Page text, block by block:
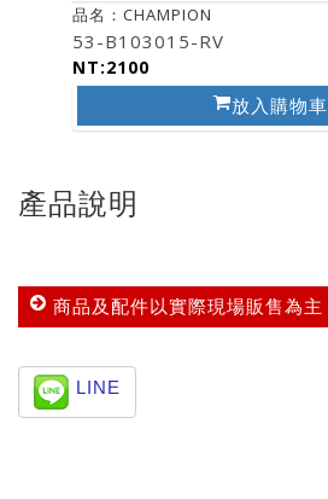
品名：CHAMPION
53-B103015-RV
NT:2100
放入購物車
產品說明
商品及配件以實際現場販售為主
LINE